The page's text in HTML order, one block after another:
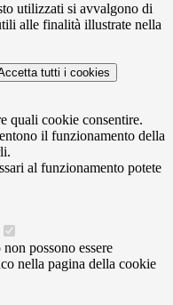
utilizzati si avvalgono di
alle finalità illustrate nella
tutti i cookies
quali cookie consentire.
il funzionamento della
al funzionamento potete
possono essere
nella pagina della cookie